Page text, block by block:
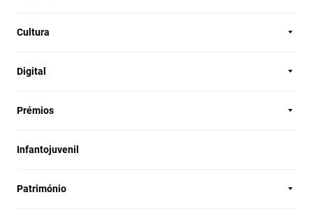
Cultura
Digital
Prémios
Infantojuvenil
Património